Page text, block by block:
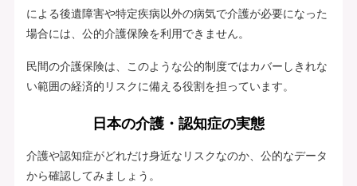
による後遺障害や特定疾病以外の病気で介護が必要になった
場合には、公的介護保険を利用できません。
民間の介護保険は、このような公的制度ではカバーしきれな
い範囲の経済的リスクに備える役割を担っています。
日本の介護・認知症の実態
介護や認知症がどれだけ身近なリスクなのか、公的なデータ
から確認してみましょう。